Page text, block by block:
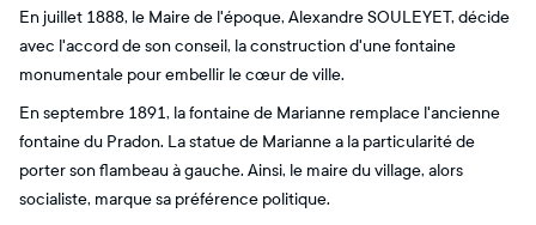
En juillet 1888, le Maire de l'époque, Alexandre SOULEYET, décide
avec l'accord de son conseil, la construction d'une fontaine
monumentale pour embellir le cœur de ville.
En septembre 1891, la fontaine de Marianne remplace l'ancienne
fontaine du Pradon. La statue de Marianne a la particularité de
porter son flambeau à gauche. Ainsi, le maire du village, alors
socialiste, marque sa préférence politique.